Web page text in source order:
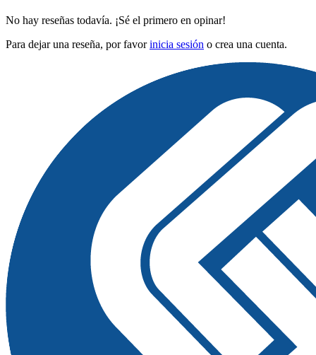
No hay reseñas todavía. ¡Sé el primero en opinar!
Para dejar una reseña, por favorinicia sesión o crea una cuenta.